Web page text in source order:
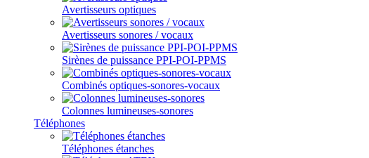
Avertisseurs optiques
Avertisseurs sonores / vocaux
Sirènes de puissance PPI-POI-PPMS
Combinés optiques-sonores-vocaux
Colonnes lumineuses-sonores
Téléphones
Téléphones étanches